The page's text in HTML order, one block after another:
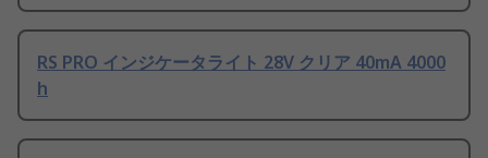
RS PRO インジケータライト 28V クリア 40mA 4000
h